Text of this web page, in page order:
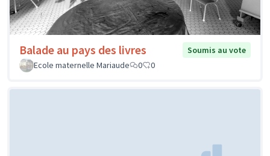
Balade au pays des livres
Soumis au vote
Ecole maternelle Mariaude
0 0